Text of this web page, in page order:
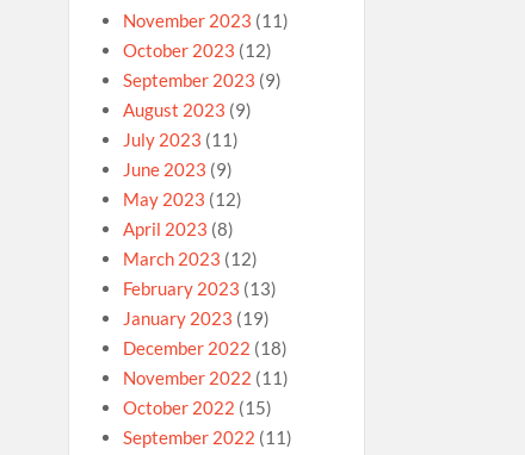
November 2023 (11)
October 2023 (12)
September 2023 (9)
August 2023 (9)
July 2023 (11)
June 2023 (9)
May 2023 (12)
April 2023 (8)
March 2023 (12)
February 2023 (13)
January 2023 (19)
December 2022 (18)
November 2022 (11)
October 2022 (15)
September 2022 (11)